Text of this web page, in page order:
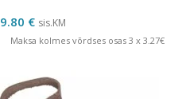
9.80 € sis.KM
Maksa kolmes võrdses osas 3 x 3.27€